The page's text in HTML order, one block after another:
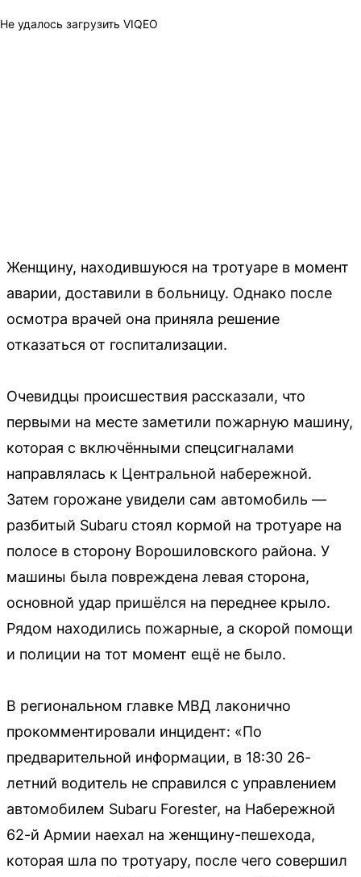
Не удалось загрузить VIQEO
Женщину, находившуюся на тротуаре в момент
аварии, доставили в больницу. Однако после
осмотра врачей она приняла решение
отказаться от госпитализации.
Очевидцы происшествия рассказали, что
первыми на месте заметили пожарную машину,
которая с включёнными спецсигналами
направлялась к Центральной набережной.
Затем горожане увидели сам автомобиль —
разбитый Subaru стоял кормой на тротуаре на
полосе в сторону Ворошиловского района. У
машины была повреждена левая сторона,
основной удар пришёлся на переднее крыло.
Рядом находились пожарные, а скорой помощи
и полиции на тот момент ещё не было.
В региональном главке МВД лаконично
прокомментировали инцидент: «По
предварительной информации, в 18:30 26-
летний водитель не справился с управлением
автомобилем Subaru Forester, на Набережной
62-й Армии наехал на женщину-пешехода,
которая шла по тротуару, после чего совершил